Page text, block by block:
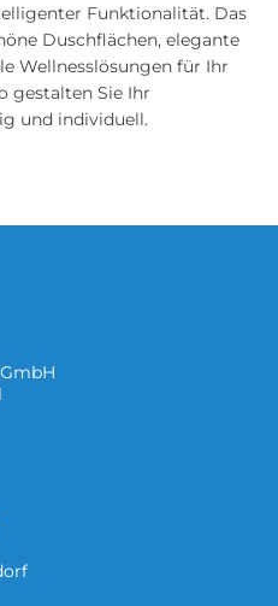
Funktionalität. Das
Duschflächen, elegante
Wellnesslösungen für Ihr
gestalten Sie Ihr
und individuell.